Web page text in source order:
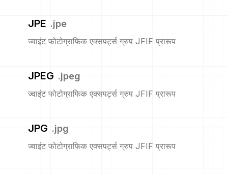
JPE .jpe
ज्वाइंट फोटोग्राफिक एक्सपर्ट्स ग्रुप JFIF प्रारूप
JPEG .jpeg
ज्वाइंट फोटोग्राफिक एक्सपर्ट्स ग्रुप JFIF प्रारूप
JPG .jpg
ज्वाइंट फोटोग्राफिक एक्सपर्ट्स ग्रुप JFIF प्रारूप